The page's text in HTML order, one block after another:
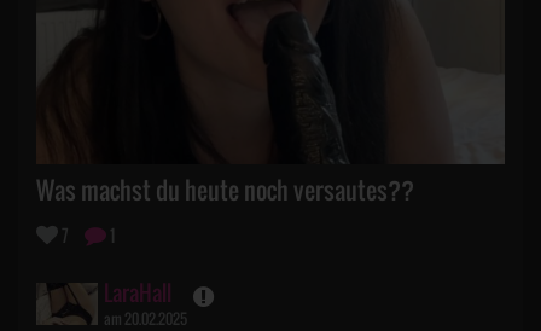
Was machst du heute noch versautes??
7 1
LaraHall
am 20.02.2025